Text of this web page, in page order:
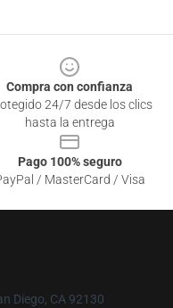
Compra con confianza
24/7 desde los clics
hasta la entrega
Pago 100% seguro
/ MasterCard / Visa
Diego, CA 92130